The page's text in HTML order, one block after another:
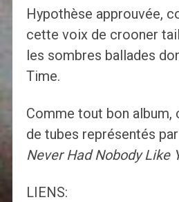
Hypothèse approuvée,
cette voix de crooner
les sombres ballades
Time.
Comme tout bon
de tubes représentés par
Never Had Nobody Like
LIENS: